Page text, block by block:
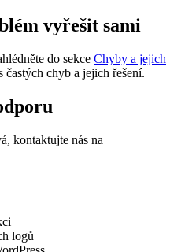
vyřešit sami
do sekce Chyby a jejich
častých chyb a jejich řešení.
kontaktujte nás na
logů